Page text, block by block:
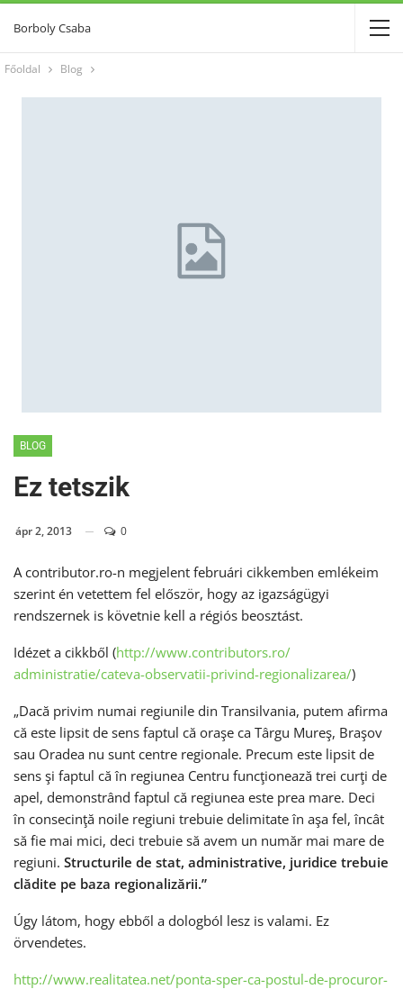
Borboly Csaba
Főoldal Blog
BLOG
Ez tetszik
ápr 2, 2013 0
A contributor.ro-n megjelent februári cikkemben emlékeim
szerint én vetettem fel először, hogy az igazságügyi
rendszernek is követnie kell a régiós beosztást.
Idézet a cikkből (http://www.contributors.ro/
administratie/cateva-observatii-privind-regionalizarea/)
„Dacă privim numai regiunile din Transilvania, putem afirma
că este lipsit de sens faptul că oraşe ca Târgu Mureş, Braşov
sau Oradea nu sunt centre regionale. Precum este lipsit de
sens şi faptul că în regiunea Centru funcţionează trei curţi de
apel, demonstrând faptul că regiunea este prea mare. Deci
în consecinţă noile regiuni trebuie delimitate în aşa fel, încât
să fie mai mici, deci trebuie să avem un număr mai mare de
regiuni. Structurile de stat, administrative, juridice trebuie
clădite pe baza regionalizării.”
Úgy látom, hogy ebből a dologból lesz is valami. Ez
örvendetes.
http://www.realitatea.net/ponta-sper-ca-postul-de-procuror-